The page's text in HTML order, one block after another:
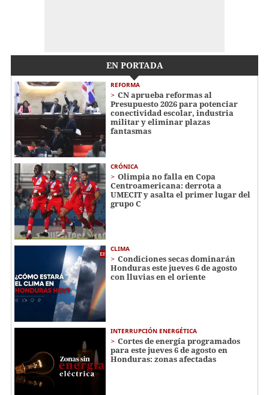
EN PORTADA
REFORMA
CN aprueba reformas al
Presupuesto 2026 para potenciar
conectividad escolar, industria
militar y eliminar plazas
fantasmas
CRÓNICA
Olimpia no falla en Copa
Centroamericana: derrota a
UMECIT y asalta el primer lugar del
grupo C
CLIMA
Condiciones secas dominarán
Honduras este jueves 6 de agosto
con lluvias en el oriente
INTERRUPCIÓN ENERGÉTICA
Cortes de energía programados
para este jueves 6 de agosto en
Honduras: zonas afectadas